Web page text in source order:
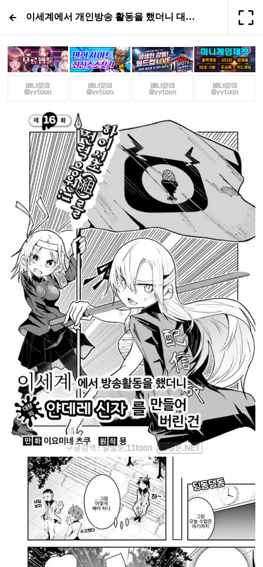
이세계에서 개인방송 활동을 했더니 대량의 얀데레 신자를 만들어 버린 건 16화